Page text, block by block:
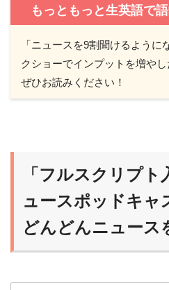
もっともっと生英語で
「ニュースを9割聞けるように
クショーでインプットを増や
ぜひお読みください！
「フルスクリプト
ュースポッドキャ
どんどんニュース